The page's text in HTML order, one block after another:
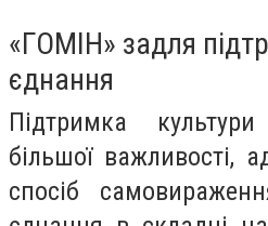
«ГОМІН» задля
єднання
Підтримка
більшої важливості,
спосіб